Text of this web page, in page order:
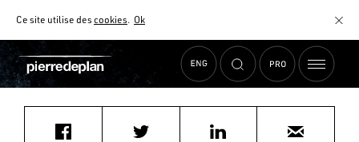
Ce site utilise descookies. Ok
Accueil Actualités PALAIS DE LA CUISINE LOUVROIL